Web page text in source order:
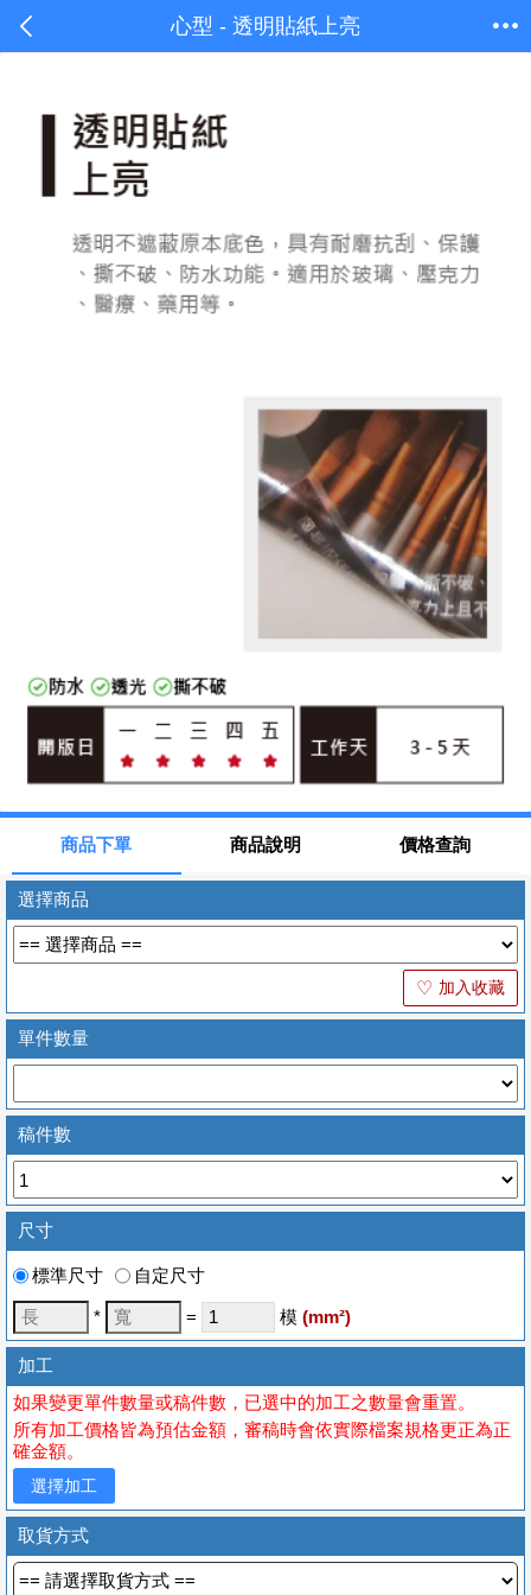
心型 - 透明貼紙上亮
商品下單 商品說明 價格查詢
選擇商品
♡ 加入收藏
單件數量
稿件數
尺寸
標準尺寸 自定尺寸
* = 模 (mm²)
加工
如果變更單件數量或稿件數，已選中的加工之數量會重置。
所有加工價格皆為預估金額，審稿時會依實際檔案規格更正為正
確金額。
選擇加工
取貨方式